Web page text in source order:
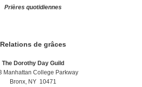
Prières quotidiennes
Relations de grâces
The Dorothy Day Guild
Manhattan College Parkway
Bronx, NY 10471